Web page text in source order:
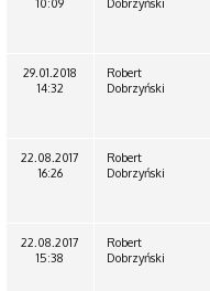
10:09
Dobrzyński
29.01.2018
14:32
Robert
Dobrzyński
22.08.2017
16:26
Robert
Dobrzyński
22.08.2017
15:38
Robert
Dobrzyński